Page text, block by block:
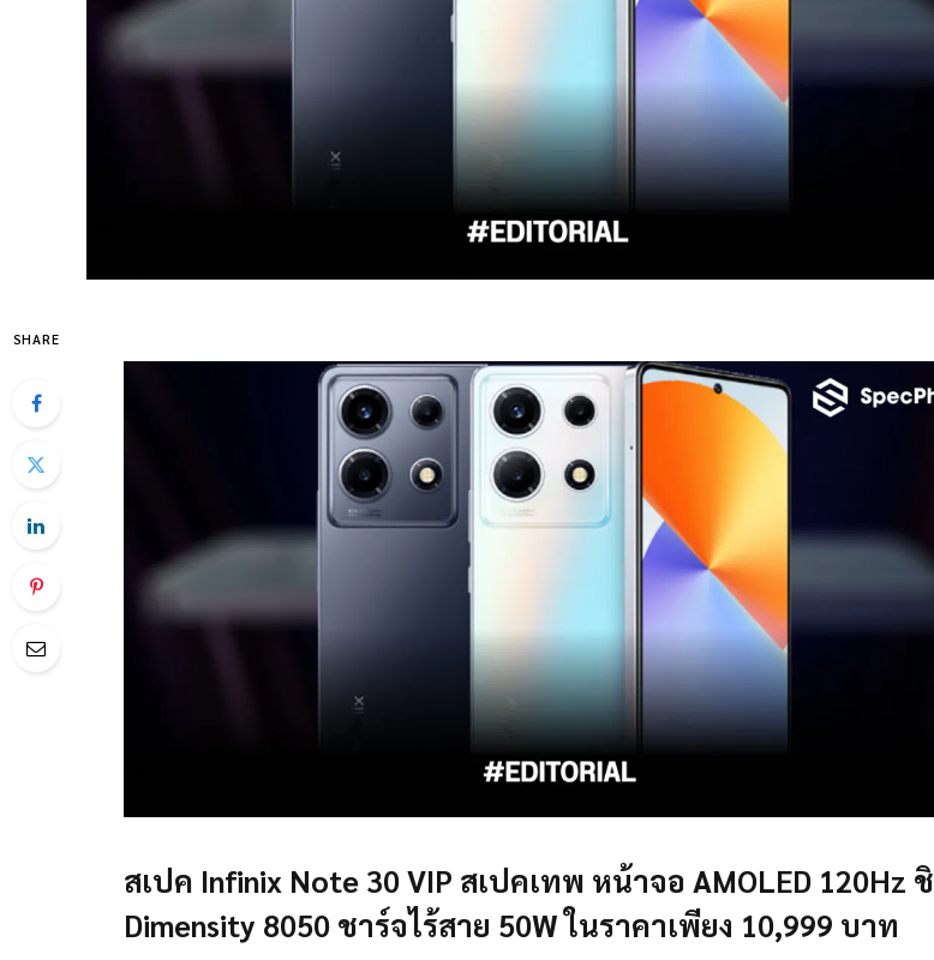
SHARE
สเปค Infinix Note 30 VIP สเปคเทพ หน้าจอ AMOLED 120Hz
Dimensity 8050 ชาร์จไร้สาย 50W ในราคาเพียง 10,999 บาท